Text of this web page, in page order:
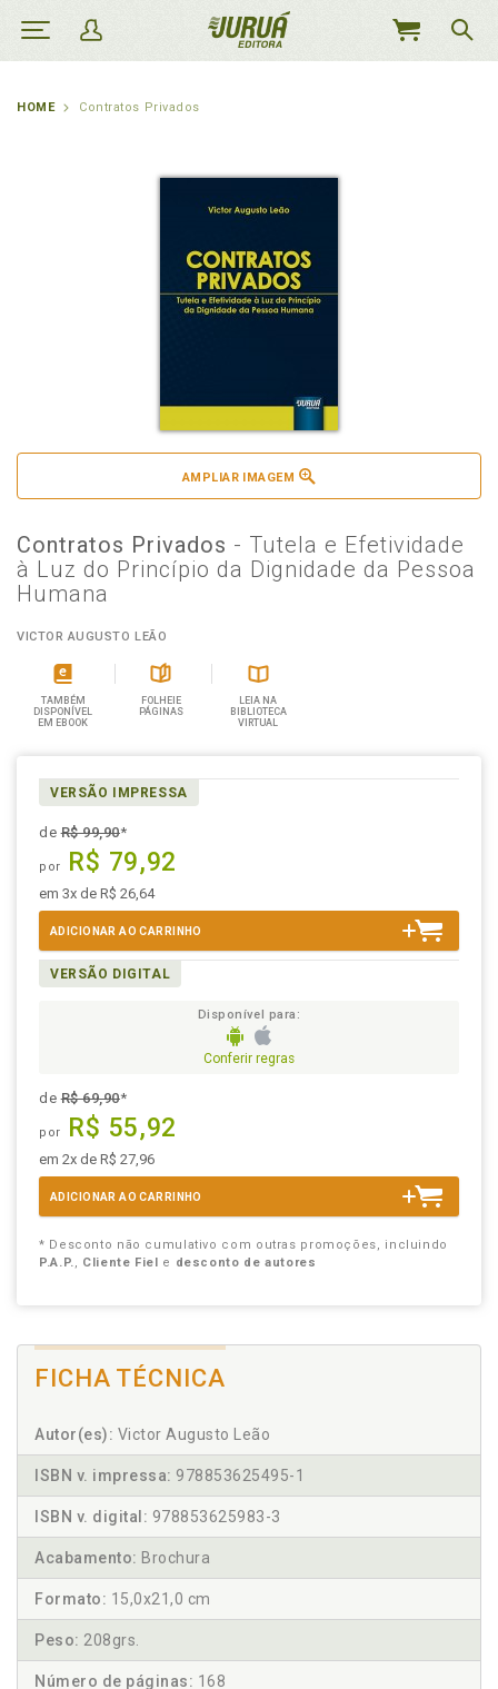
MEU
HOME Contratos Privados
AMPLIAR IMAGEM
Contratos Privados - Tutela e Efetividade
à Luz do Princípio da Dignidade da Pessoa
Humana
VICTOR AUGUSTO LEÃO
TAMBÉM
DISPONÍVEL
EM EBOOK
FOLHEIE
PÁGINAS
LEIA NA
BIBLIOTECA
VIRTUAL
VERSÃO IMPRESSA
deR$ 99,90*
por R$ 79,92
em 3x de R$ 26,64
ADICIONAR AO CARRINHO
VERSÃO DIGITAL
Disponível para:
Conferir regras
deR$ 69,90*
por R$ 55,92
em 2x de R$ 27,96
ADICIONAR AO CARRINHO
* Desconto não cumulativo com outras promoções, incluindo
P.A.P., Cliente Fiel e desconto de autores
FICHA TÉCNICA
Autor(es): Victor Augusto Leão
ISBN v. impressa: 978853625495-1
ISBN v. digital: 978853625983-3
Acabamento: Brochura
Formato: 15,0x21,0 cm
Peso: 208grs.
Número de páginas: 168